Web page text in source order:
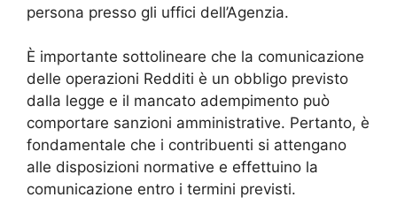
persona presso gli uffici dell’Agenzia.
È importante sottolineare che la comunicazione
delle operazioni Redditi è un obbligo previsto
dalla legge e il mancato adempimento può
comportare sanzioni amministrative. Pertanto, è
fondamentale che i contribuenti si attengano
alle disposizioni normative e effettuino la
comunicazione entro i termini previsti.